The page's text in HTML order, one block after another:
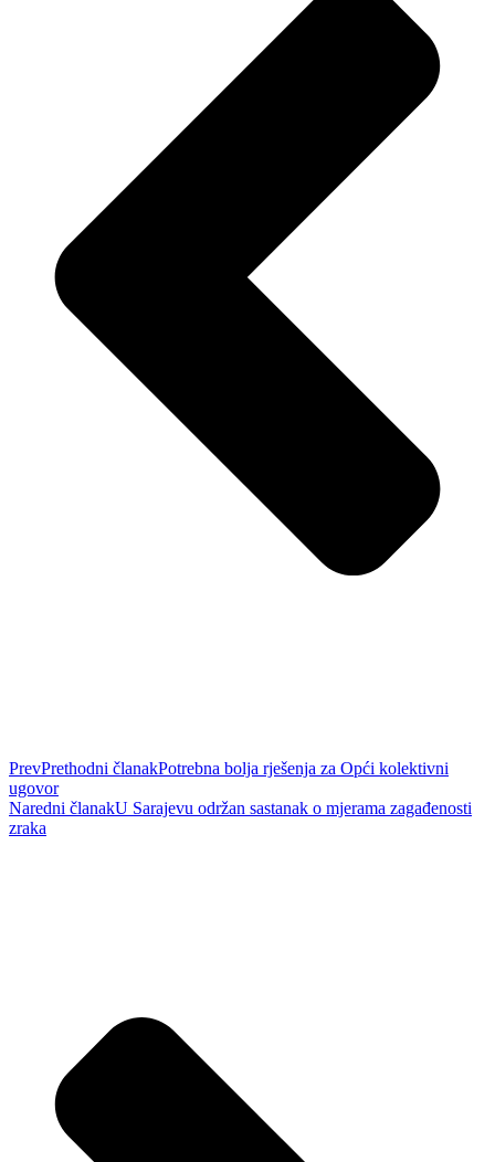
PrevPrethodni članakPotrebna bolja rješenja za Opći kolektivni
ugovor
Naredni članakU Sarajevu održan sastanak o mjerama zagađenosti
zraka